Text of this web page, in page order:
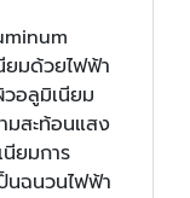
ยมด้วยไฟฟ้า
วอลูมิเนียม
มสะท้อนแสง
ยมการ
นฉนวนไฟฟ้า